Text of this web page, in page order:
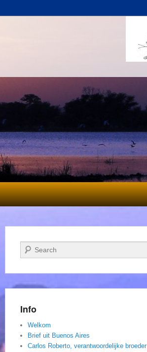
Zoeken
Info
Welkom
Brief uit Buenos Aires
Carlos Roberto, verantwoordelijke broeder